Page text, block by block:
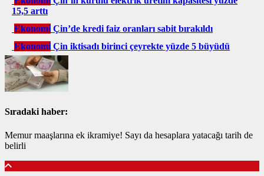
15,5 arttı
Ekonomi Çin’de kredi faiz oranları sabit bırakıldı
Ekonomi Çin iktisadı birinci çeyrekte yüzde 5 büyüdü
Sıradaki haber:
Memur maaşlarına ek ikramiye! Sayı da hesaplara yatacağı tarih de
belirli